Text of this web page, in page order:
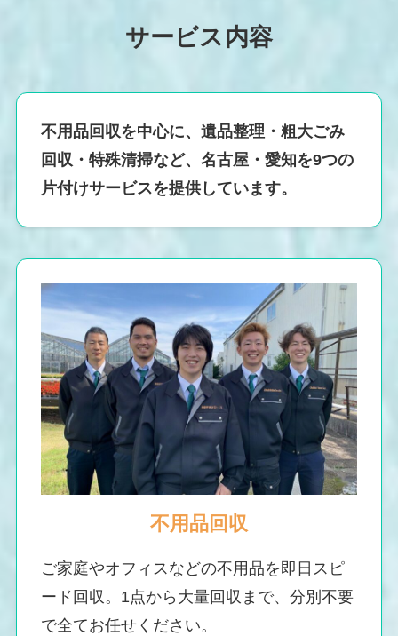
サービス内容
不用品回収を中心に、遺品整理・粗大ごみ
回収・特殊清掃など、名古屋・愛知を9つの
片付けサービスを提供しています。
不用品回収
ご家庭やオフィスなどの不用品を即日スピ
ード回収。1点から大量回収まで、分別不要
で全てお任せください。